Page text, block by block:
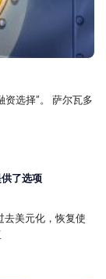
选择”。 萨尔瓦多
了选项
去美元化，恢复使